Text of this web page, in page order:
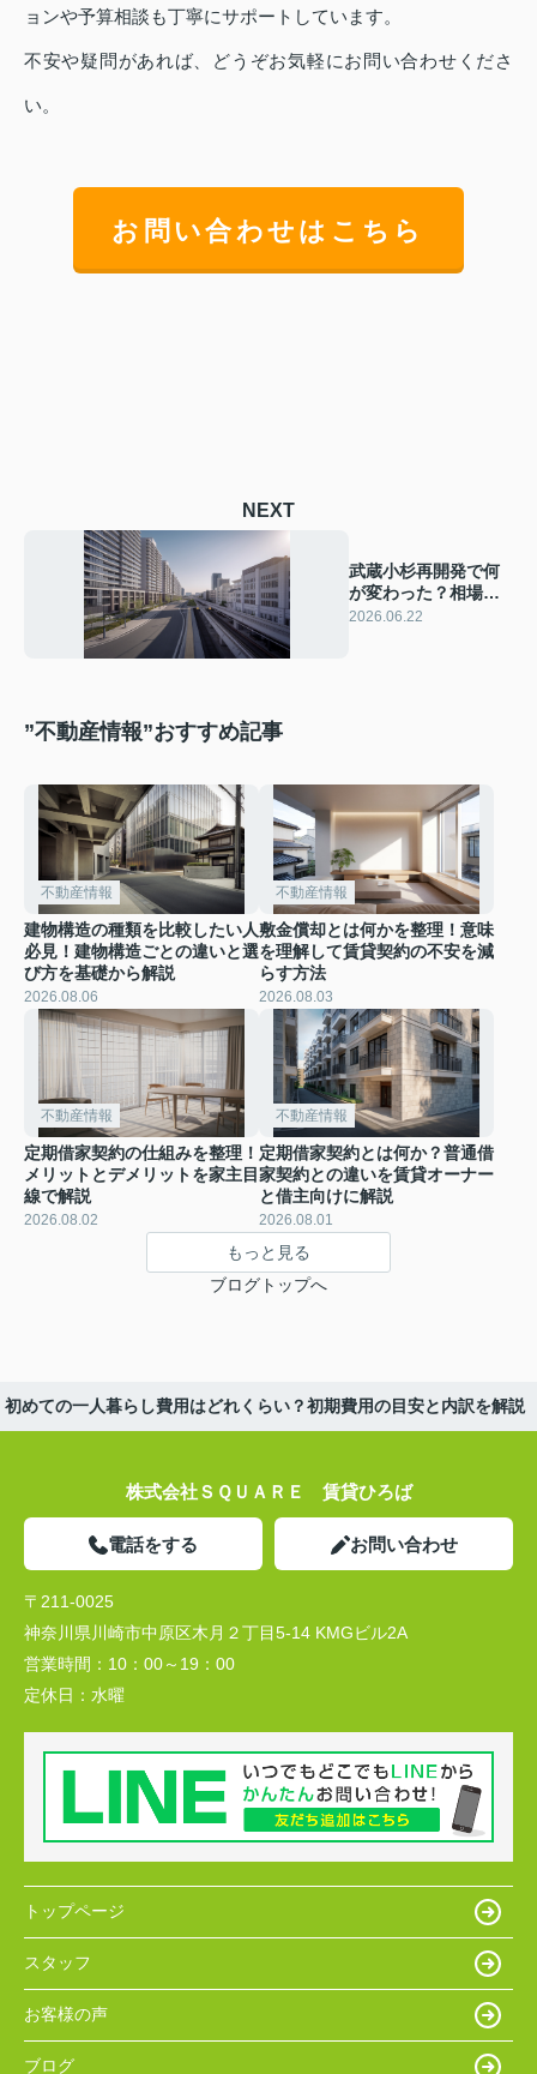
ョンや予算相談も丁寧にサポートしています。
不安や疑問があれば、どうぞお気軽にお問い合わせくださ
い。
お問い合わせはこちら
NEXT
武蔵小杉再開発で何
が変わった？相場推
移と今後の資産価値
2026.06.22
”不動産情報”おすすめ記事
不動産情報
建物構造の種類を比較したい人
必見！建物構造ごとの違いと選
び方を基礎から解説
2026.08.06
不動産情報
敷金償却とは何かを整理！意味
を理解して賃貸契約の不安を減
らす方法
2026.08.03
不動産情報
定期借家契約の仕組みを整理！
メリットとデメリットを家主目
線で解説
2026.08.02
不動産情報
定期借家契約とは何か？普通借
家契約との違いを賃貸オーナー
と借主向けに解説
2026.08.01
もっと見る
ブログトップへ
初めての一人暮らし費用はどれくらい？初期費用の目安と内訳を解説
株式会社ＳＱＵＡＲＥ 賃貸ひろば
電話をする お問い合わせ
〒211-0025
神奈川県川崎市中原区木月２丁目5-14 KMGビル2A
営業時間： 10：00～19：00
定休日： 水曜
トップページ
スタッフ
お客様の声
ブログ